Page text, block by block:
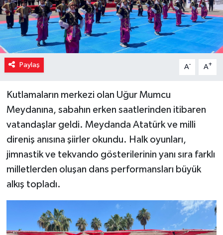
Paylaş A- A+
Kutlamaların merkezi olan Uğur Mumcu
Meydanına, sabahın erken saatlerinden itibaren
vatandaşlar geldi. Meydanda Atatürk ve milli
direniş anısına şiirler okundu. Halk oyunları,
jimnastik ve tekvando gösterilerinin yanı sıra farklı
milletlerden oluşan dans performansları büyük
alkış topladı.